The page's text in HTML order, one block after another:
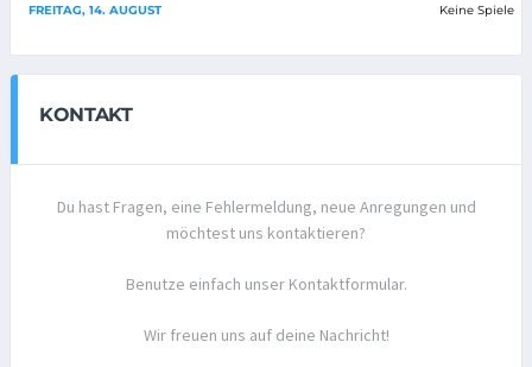
FREITAG, 14. AUGUST Keine Spiele
KONTAKT
Du hast Fragen, eine Fehlermeldung, neue Anregungen und
möchtest uns kontaktieren?
Benutze einfach unser Kontaktformular.
Wir freuen uns auf deine Nachricht!